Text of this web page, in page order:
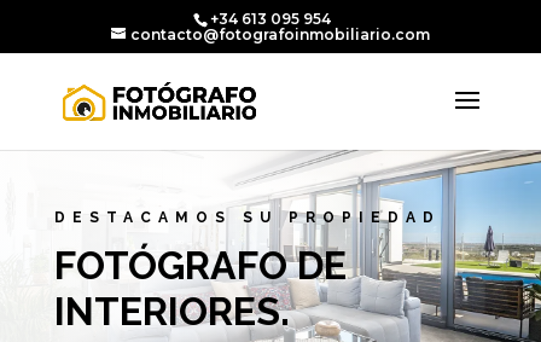
+34 613 095 954
contacto@fotografoinmobiliario.com
DESTACAMOS SU PROPIEDAD
FOTÓGRAFO DE
INTERIORES.